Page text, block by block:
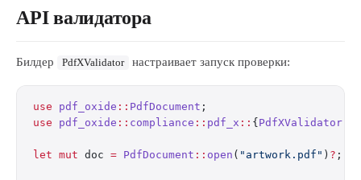
API валидатора
Билдер PdfXValidator настраивает запуск проверки:
use pdf_oxide :: PdfDocument ;
use pdf_oxide :: compliance :: pdf_x :: { PdfXValidator
let mut doc = PdfDocument :: open ( "artwork.pdf" ) ? ;